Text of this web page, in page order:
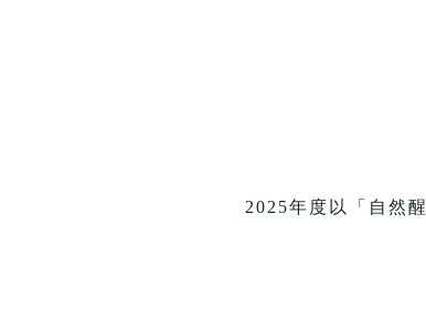
2025年度以「自然